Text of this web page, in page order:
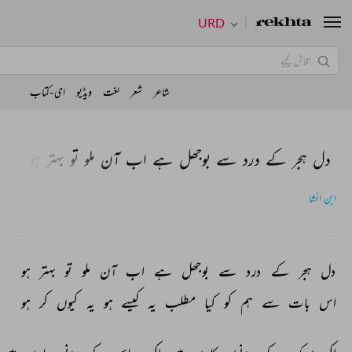
دل ہجر کے درد سے بوجھل ہے اب آن ملو تو بہتر ہو
ابن انشا
دل ہجر کے درد سے بوجھل ہے اب آن ملو تو بہتر ہو
اس بات سے ہم کو کیا مطلب یہ کیسے ہو یہ کیوں کر ہو
URD
ویڈیو ای-کتاب